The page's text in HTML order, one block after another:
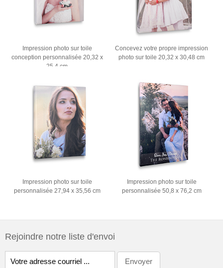
Impression photo sur toile
conception personnalisée 20,32 x
25,4 cm
Concevez votre propre impression
photo sur toile 20,32 x 30,48 cm
Impression photo sur toile
personnalisée 27,94 x 35,56 cm
Impression photo sur toile
personnalisée 50,8 x 76,2 cm
Rejoindre notre liste d'envoi